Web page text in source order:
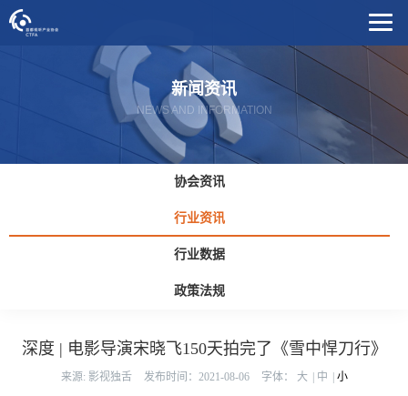
新闻资讯
NEWS AND INFORMATION
协会资讯
行业资讯
行业数据
政策法规
深度 | 电影导演宋晓飞150天拍完了《雪中悍刀行》
来源: 影视独舌 发布时间：2021-08-06 字体： 大 中 小